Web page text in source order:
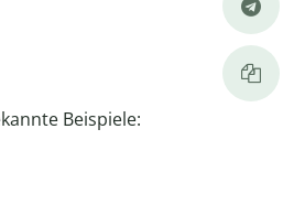
Beispiele: